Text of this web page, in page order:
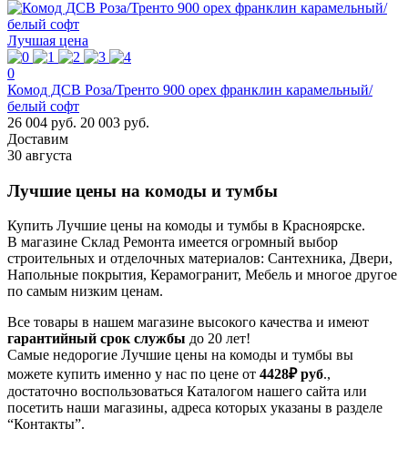
Лучшая цена
0
Комод ДСВ Роза/Тренто 900 орех франклин карамельный/
белый софт
26 004 руб. 20 003 руб.
Доставим
30 августа
Лучшие цены на комоды и тумбы
Купить Лучшие цены на комоды и тумбы в Красноярске.
В магазине Склад Ремонта имеется огромный выбор
строительных и отделочных материалов: Сантехника, Двери,
Напольные покрытия, Керамогранит, Мебель и многое другое
по самым низким ценам.
Все товары в нашем магазине высокого качества и имеют
гарантийный срок службы до 20 лет!
Самые недорогие Лучшие цены на комоды и тумбы вы
можете купить именно у нас по цене от 4428₽ руб.,
достаточно воспользоваться Каталогом нашего сайта или
посетить наши магазины, адреса которых указаны в разделе
“Контакты”.